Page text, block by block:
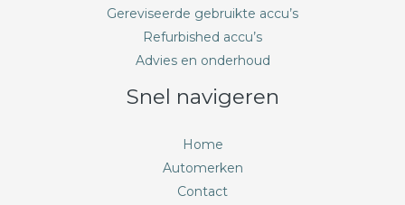
Gereviseerde gebruikte accu’s
Refurbished accu’s
Advies en onderhoud
Snel navigeren
Home
Automerken
Contact